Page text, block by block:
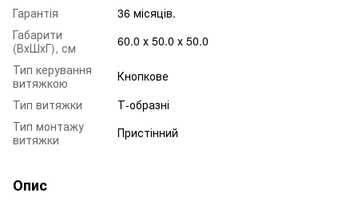
Гарантія
36 місяців.
Габарити
(ВхШхГ), см
60.0 х 50.0 х 50.0
Тип керування
витяжкою
Кнопкове
Тип витяжки
Т-образні
Тип монтажу
витяжки
Пристінний
Опис